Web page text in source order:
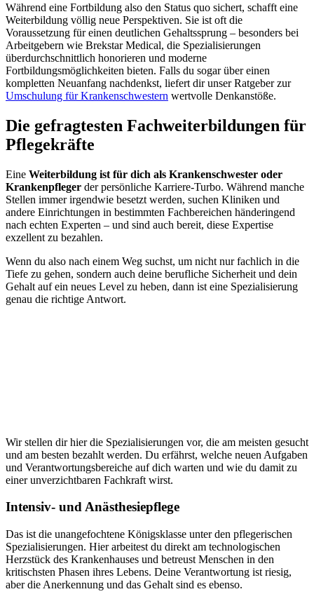
Während eine Fortbildung also den Status quo sichert, schafft eine
Weiterbildung völlig neue Perspektiven. Sie ist oft die
Voraussetzung für einen deutlichen Gehaltssprung – besonders bei
Arbeitgebern wie Brekstar Medical, die Spezialisierungen
überdurchschnittlich honorieren und moderne
Fortbildungsmöglichkeiten bieten. Falls du sogar über einen
kompletten Neuanfang nachdenkst, liefert dir unser Ratgeber zur
Umschulung für Krankenschwestern wertvolle Denkanstöße.
Die gefragtesten Fachweiterbildungen für
Pflegekräfte
Eine Weiterbildung ist für dich als Krankenschwester oder
Krankenpfleger der persönliche Karriere-Turbo. Während manche
Stellen immer irgendwie besetzt werden, suchen Kliniken und
andere Einrichtungen in bestimmten Fachbereichen händeringend
nach echten Experten – und sind auch bereit, diese Expertise
exzellent zu bezahlen.
Wenn du also nach einem Weg suchst, um nicht nur fachlich in die
Tiefe zu gehen, sondern auch deine berufliche Sicherheit und dein
Gehalt auf ein neues Level zu heben, dann ist eine Spezialisierung
genau die richtige Antwort.
Wir stellen dir hier die Spezialisierungen vor, die am meisten gesucht
und am besten bezahlt werden. Du erfährst, welche neuen Aufgaben
und Verantwortungsbereiche auf dich warten und wie du damit zu
einer unverzichtbaren Fachkraft wirst.
Intensiv- und Anästhesiepflege
Das ist die unangefochtene Königsklasse unter den pflegerischen
Spezialisierungen. Hier arbeitest du direkt am technologischen
Herzstück des Krankenhauses und betreust Menschen in den
kritischsten Phasen ihres Lebens. Deine Verantwortung ist riesig,
aber die Anerkennung und das Gehalt sind es ebenso.